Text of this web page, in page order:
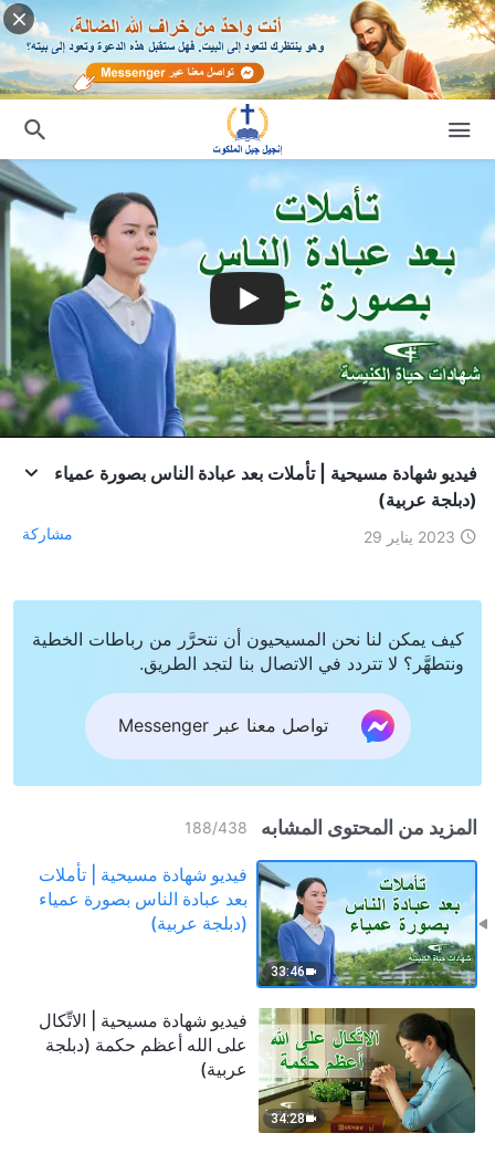
فيديو شهادة مسيحية | تأملات بعد عبادة الناس بصورة عمياء
(دبلجة عربية)
2023 يناير 29 مشاركة
كيف يمكن لنا نحن المسيحيون أن نتحرَّر من رباطات الخطية
ونتطهَّر؟ لا تتردد في الاتصال بنا لتجد الطريق.
تواصل معنا عبر Messenger
المزيد من المحتوى المشابه 188/438
33:46
فيديو شهادة مسيحية | تأملات
بعد عبادة الناس بصورة عمياء
(دبلجة عربية)
34:28
فيديو شهادة مسيحية | الاتِّكال
على الله أعظم حكمة (دبلجة
عربية)